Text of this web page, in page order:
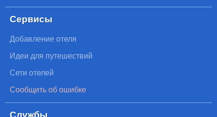
Сервисы
Добавление отеля
Идеи для путешествий
Сети отелей
Сообщить об ошибке
Службы